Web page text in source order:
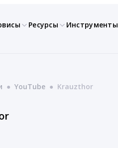
Ресурсы Инструменты
● YouTube ● Krauzthor